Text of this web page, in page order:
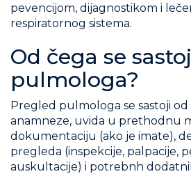
pevencijom, dijagnostikom i
respiratornog sistema.
Od čega se
pulmologa?
Pregled pulmologa se sastoji od
anamneze, uvida u prethodnu
dokumentaciju (ako je imate),
pregleda (inspekcije, palpacije,
auskultacije) i potrebnh